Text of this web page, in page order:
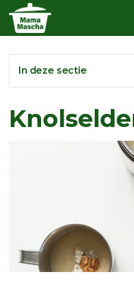
Overslaan en ga
In deze sectie